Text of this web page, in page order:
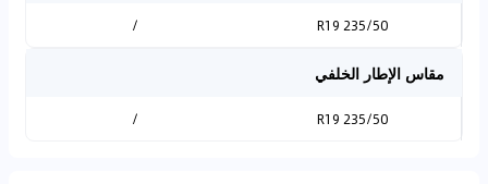
235/50 R19
/
مقاس الإطار الخلفي
235/50 R19
/